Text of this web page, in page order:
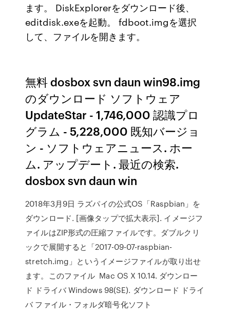
ます。 DiskExplorerをダウンロード後、
editdisk.exeを起動。 fdboot.imgを選択
して、ファイルを開きます。
無料 dosbox svn daun win98.img
のダウンロード ソフトウェア
UpdateStar - 1,746,000 認識プロ
グラム - 5,228,000 既知バージョ
ン - ソフトウェアニュース. ホー
ム. アップデート. 最近の検索.
dosbox svn daun win
2018年3月9日 ラズパイの公式OS「Raspbian」を
ダウンロード. [画像タップで拡大表示]. イメージフ
ァイルはZIP形式の圧縮ファイルです。ダブルクリ
ックで展開すると「2017-09-07-raspbian-
stretch.img」というイメージファイルが取り出せ
ます。このファイル Mac OS X 10.14. ダウンロー
ド ドライバ Windows 98(SE). ダウンロード ドライ
バ ファイル・フォルダ暗号化ソフト